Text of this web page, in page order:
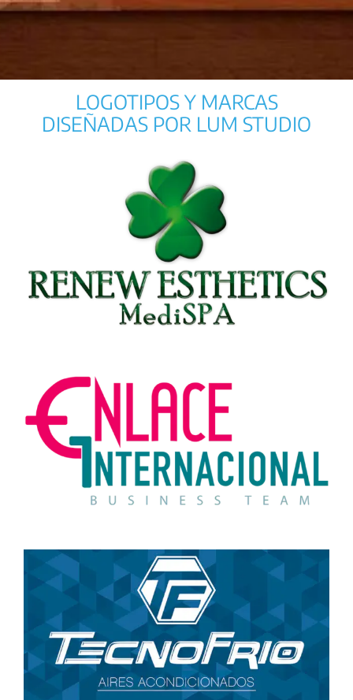
LOGOTIPOS Y MARCAS
DISEÑADAS POR LUM STUDIO